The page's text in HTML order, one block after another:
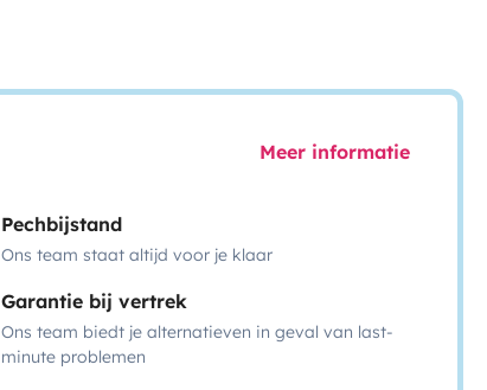
Meer informatie
Pechbijstand
Ons team staat altijd voor je klaar
Garantie bij vertrek
Ons team biedt je alternatieven in geval van last-
minute problemen